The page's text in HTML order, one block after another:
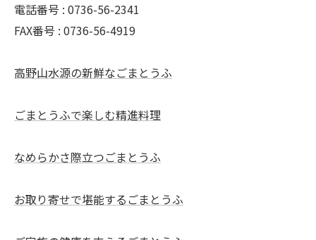
電話番号 : 0736-56-2341
FAX番号 : 0736-56-4919
高野山水源の新鮮なごまとうふ
ごまとうふで楽しむ精進料理
なめらかさ際立つごまとうふ
お取り寄せで堪能するごまとうふ